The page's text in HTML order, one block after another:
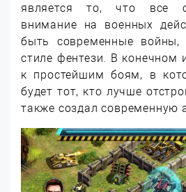
является то, что все
внимание на военных
быть современные
стиле фентези. В конечном
к простейшим боям, в
будет тот, кто лучше
также создал современную